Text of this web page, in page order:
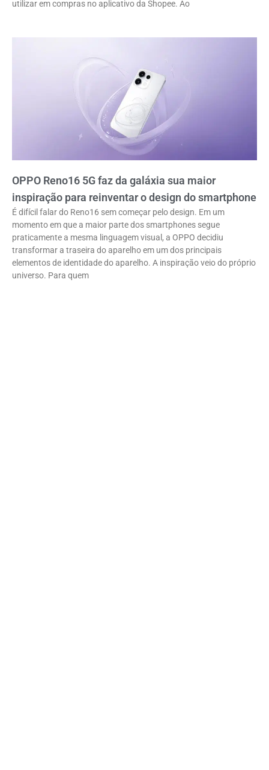
utilizar em compras no aplicativo da Shopee. Ao
OPPO Reno16 5G faz da galáxia sua maior
inspiração para reinventar o design do smartphone
É difícil falar do Reno16 sem começar pelo design. Em um
momento em que a maior parte dos smartphones segue
praticamente a mesma linguagem visual, a OPPO decidiu
transformar a traseira do aparelho em um dos principais
elementos de identidade do aparelho. A inspiração veio do próprio
universo. Para quem